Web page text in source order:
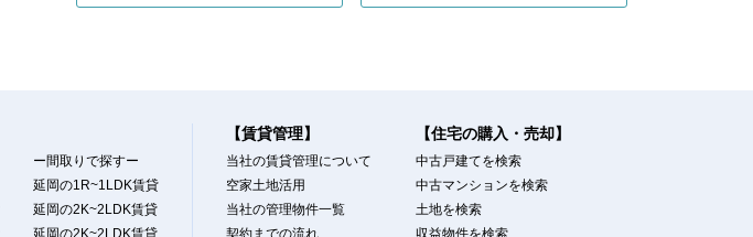
ー間取りで探すー
延岡の1R~1LDK賃貸
延岡の2K~2LDK賃貸
延岡の2K~2LDK賃貸
【賃貸管理】
当社の賃貸管理について
空家土地活用
当社の管理物件一覧
契約までの流れ
【住宅の購入・売却】
中古戸建てを検索
中古マンションを検索
土地を検索
収益物件を検索